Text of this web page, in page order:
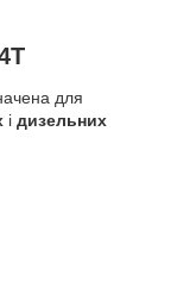
для
і дизельних